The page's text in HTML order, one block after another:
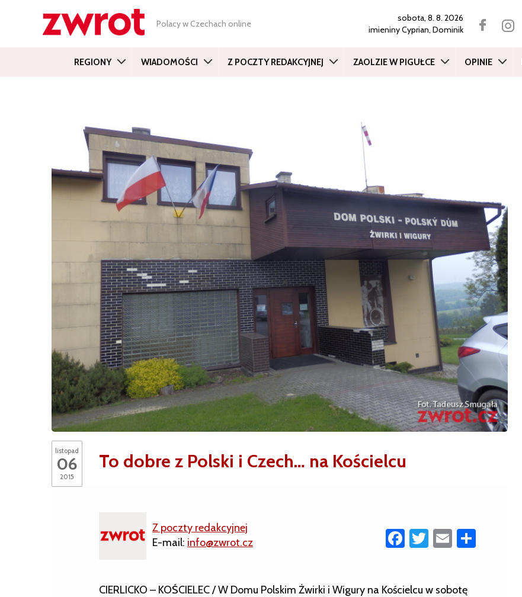
Polacy w Czechach online
sobota, 8. 8. 2026
imieninyCyprian, Dominik
REGIONY WIADOMOŚCI Z POCZTY REDAKCYJNEJ ZAOLZIE W PIGUŁCE OPINIE
listopad
06
2015
To dobre z Polski i Czech… na Kościelcu
Z poczty redakcyjnej
E-mail: info@zwrot.cz Facebook
Twitter
Email
CIERLICKO – KOŚCIELEC / W Domu Polskim Żwirki i Wigury na Kościelcu w sobotę